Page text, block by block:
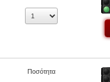
Ποσότητα